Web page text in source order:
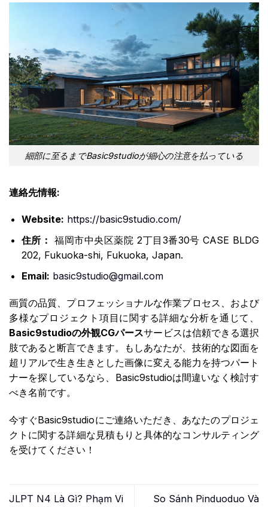
細部に至るまでBasic9studioが細心の注意を払っている
連絡先情報:
Website: https://basic9studio.com/
住所： 福岡市中央区薬院 2丁目3番30号 CASE BLDG
202, Fukuoka-shi, Fukuoka, Japan.
Email: basic9studio@gmail.com
画質の品質、プロフェッショナルな作業プロセス、および
多様なプロジェクト項目に関する詳細な分析を通じて、
Basic9studioの外観CGパースサービスは信頼できる選択
肢であると断言できます。もしあなたが、技術的な図面を
超リアルで生き生きとした画像に変える能力を持つパート
ナーを探しているなら、Basic9studioは間違いなく検討す
べき名前です。
今すぐBasic9studioにご連絡いただき、あなたのプロジェ
クトに関する詳細な見積もりと具体的なコンサルティング
を受けてください！
JLPT N4 Là Gì? Phạm Vi
So Sánh Pinduoduo Và